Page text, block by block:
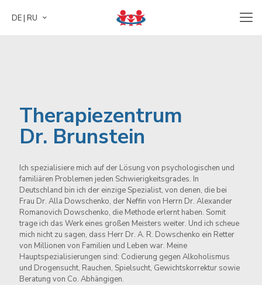
DE | RU
familiären Problemen jeden Schwierigkeitsgrades. In
Deutschland bin ich der einzige Spezialist, von denen, die bei
Frau Dr. Alla Dowschenko, der Neffin von Herrn Dr. Alexander
Romanovich Dowschenko, die Methode erlernt haben. Somit
mich nicht zu sagen, dass Herr Dr. A. R. Dowschenko ein Retter
von Millionen von Familien und Leben war. Meine
Hauptspezialisierungen sind: Codierung gegen Alkoholismus
und Drogensucht, Rauchen, Spielsucht, Gewichtskorrektur sowie
Beratung von Co. Abhängigen.
Lernen Sie mich besser kennen
Therapiezentrum
Dr. Brunstein
Ich spezialisiere mich auf der Lösung von psychologischen und
familiären Problemen jeden Schwierigkeitsgrades. In
Deutschland bin ich der einzige Spezialist, von denen, die bei
Frau Dr. Alla Dowschenko, der Neffin von Herrn Dr. Alexander
Romanovich Dowschenko, die Methode erlernt haben. Somit
trage ich das Werk eines großen Meisters weiter. Und ich scheue
mich nicht zu sagen, dass Herr Dr. A. R. Dowschenko ein Retter
von Millionen von Familien und Leben war. Meine
Hauptspezialisierungen sind: Codierung gegen Alkoholismus
und Drogensucht, Rauchen, Spielsucht, Gewichtskorrektur sowie
Beratung von Co. Abhängigen.